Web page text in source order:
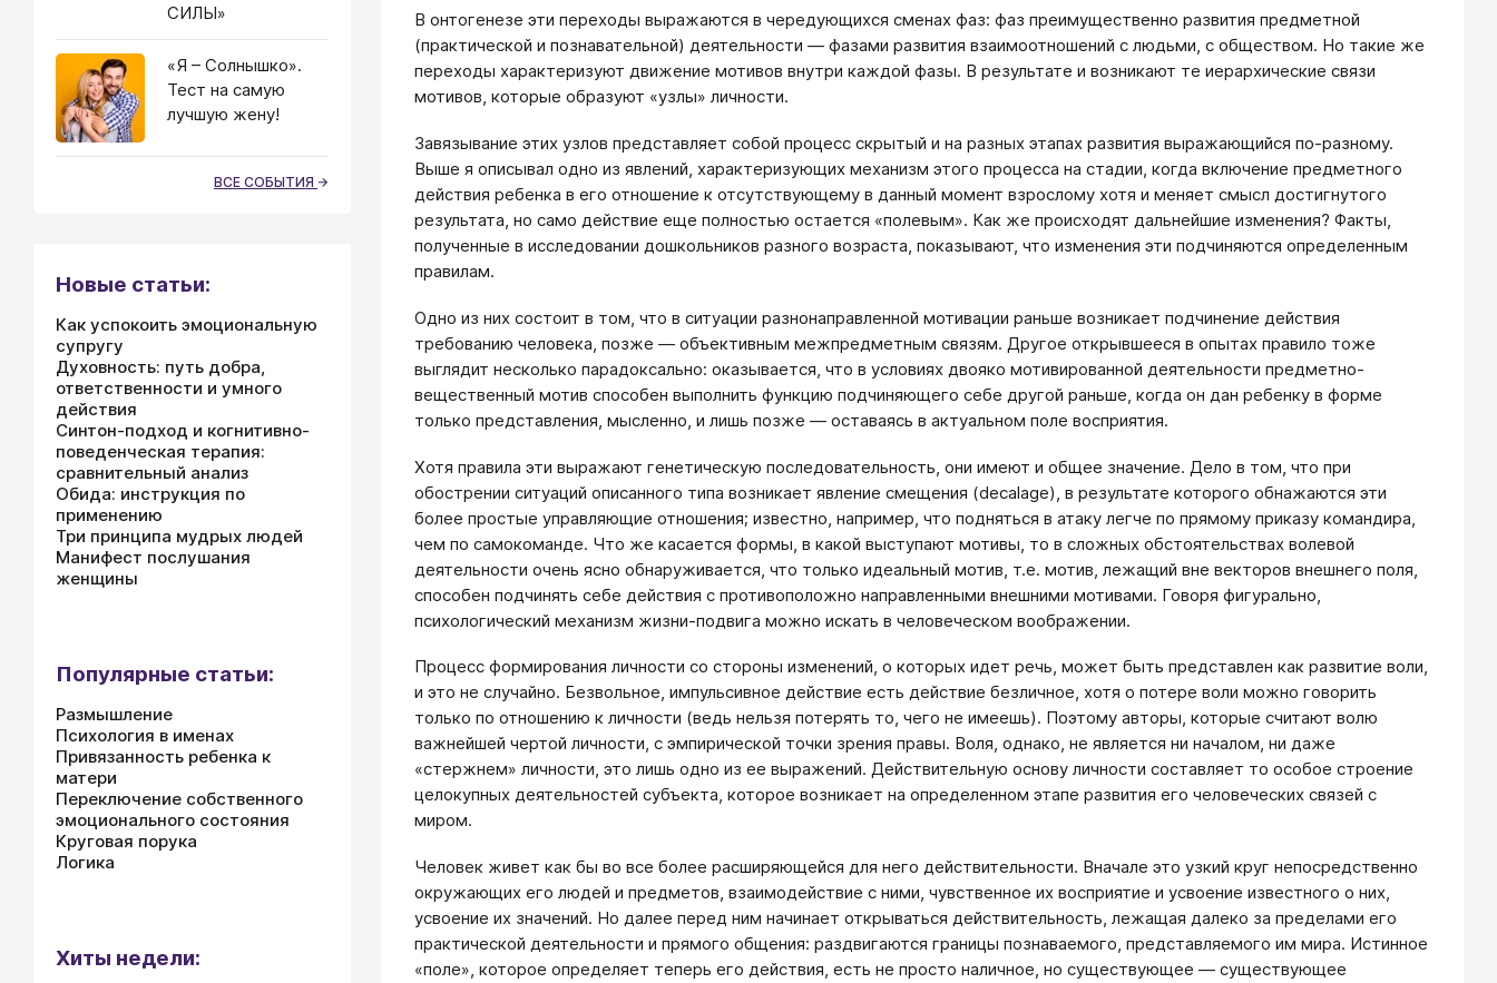
В онтогенезе эти переходы выражаются в чередующихся сменах фаз: фаз преимущественно развития предметной
(практической и познавательной) деятельности ― фазами развития взаимоотношений с людьми, с обществом. Но такие же
переходы характеризуют движение мотивов внутри каждой фазы. В результате и возникают те иерархические связи
мотивов, которые образуют «узлы» личности.
Завязывание этих узлов представляет собой процесс скрытый и на разных этапах развития выражающийся по-разному.
Выше я описывал одно из явлений, характеризующих механизм этого процесса на стадии, когда включение предметного
действия ребенка в его отношение к отсутствующему в данный момент взрослому хотя и меняет смысл достигнутого
результата, но само действие еще полностью остается «полевым». Как же происходят дальнейшие изменения? Факты,
полученные в исследовании дошкольников разного возраста, показывают, что изменения эти подчиняются определенным
правилам.
Одно из них состоит в том, что в ситуации разнонаправленной мотивации раньше возникает подчинение действия
требованию человека, позже ― объективным межпредметным связям. Другое открывшееся в опытах правило тоже
выглядит несколько парадоксально: оказывается, что в условиях двояко мотивированной деятельности предметно-
вещественный мотив способен выполнить функцию подчиняющего себе другой раньше, когда он дан ребенку в форме
только представления, мысленно, и лишь позже ― оставаясь в актуальном поле восприятия.
Хотя правила эти выражают генетическую последовательность, они имеют и общее значение. Дело в том, что при
обострении ситуаций описанного типа возникает явление смещения (decalage), в результате которого обнажаются эти
более простые управляющие отношения; известно, например, что подняться в атаку легче по прямому приказу командира,
чем по самокоманде. Что же касается формы, в какой выступают мотивы, то в сложных обстоятельствах волевой
деятельности очень ясно обнаруживается, что только идеальный мотив, т.е. мотив, лежащий вне векторов внешнего поля,
способен подчинять себе действия с противоположно направленными внешними мотивами. Говоря фигурально,
психологический механизм жизни-подвига можно искать в человеческом воображении.
Процесс формирования личности со стороны изменений, о которых идет речь, может быть представлен как развитие воли,
и это не случайно. Безвольное, импульсивное действие есть действие безличное, хотя о потере воли можно говорить
только по отношению к личности (ведь нельзя потерять то, чего не имеешь). Поэтому авторы, которые считают волю
важнейшей чертой личности, с эмпирической точки зрения правы. Воля, однако, не является ни началом, ни даже
«стержнем» личности, это лишь одно из ее выражений. Действительную основу личности составляет то особое строение
целокупных деятельностей субъекта, которое возникает на определенном этапе развития его человеческих связей с
миром.
Человек живет как бы во все более расширяющейся для него действительности. Вначале это узкий круг непосредственно
окружающих его людей и предметов, взаимодействие с ними, чувственное их восприятие и усвоение известного о них,
усвоение их значений. Но далее перед ним начинает открываться действительность, лежащая далеко за пределами его
практической деятельности и прямого общения: раздвигаются границы познаваемого, представляемого им мира. Истинное
«поле», которое определяет теперь его действия, есть не просто наличное, но существующее ― существующее
СИЛЫ»
«Я – Солнышко».
Тест на самую
лучшую жену!
ВСЕ СОБЫТИЯ
Новые статьи:
Как успокоить эмоциональную
супругу
Духовность: путь добра,
ответственности и умного
действия
Синтон-подход и когнитивно-
поведенческая терапия:
сравнительный анализ
Обида: инструкция по
применению
Три принципа мудрых людей
Манифест послушания
женщины
Популярные статьи:
Размышление
Психология в именах
Привязанность ребенка к
матери
Переключение собственного
эмоционального состояния
Круговая порука
Логика
Хиты недели: